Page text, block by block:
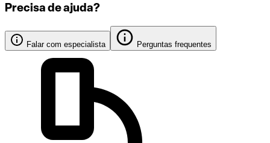
Precisa de ajuda?
Falar com especialista Perguntas frequentes